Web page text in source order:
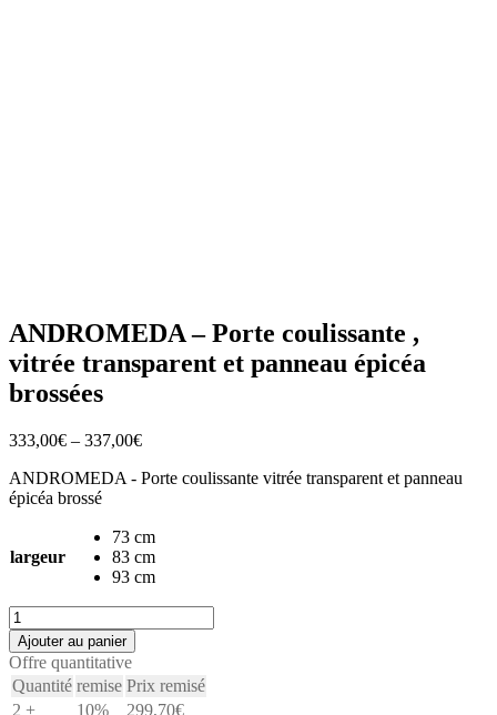
ANDROMEDA – Porte coulissante ,
vitrée transparent et panneau épicéa
brossées
333,00€ – 337,00€
ANDROMEDA - Porte coulissante vitrée transparent et panneau
épicéa brossé
largeur
73 cm
83 cm
93 cm
quantité
de
ANDROMEDA
-
Porte
Ajouter au panier
Offre quantitative
Quantité remise Prix remisé
2 +
10% 299,70€